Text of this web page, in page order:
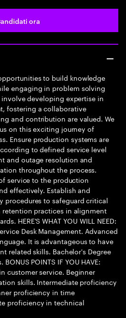
ora
to build knowledge
engaging in problem solving
developing expertise in
fostering a collaborative
and contribution are valued. We
on this exciting journey of
Ensure production systems are
to defined service level
and outage resolution and
throughout the process.
service to the production
effectively. Establish and
procedures to safeguard critical
practices in alignment
HERE'S WHAT YOU WILL NEED:
Desk Management. Advanced
It is advantageous to have
related skills. Bachelor's Degree
POINTS IF YOU HAVE:
customer service. Beginner
skills. Intermediate proficiency
proficiency in time
proficiency in technical